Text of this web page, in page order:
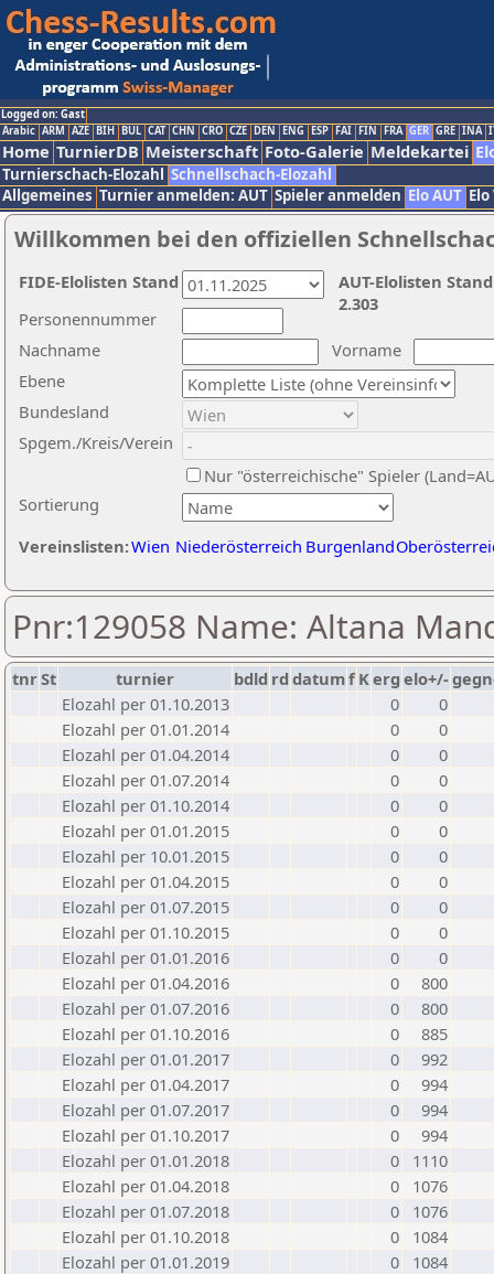
Logged on: Gast
Arabic ARM AZE BIH BUL CAT CHN CRO CZE DEN ENG ESP FAI FIN FRA GER GRE INA
Home TurnierDB Meisterschaft Foto-Galerie Meldekartei
Turnierschach-Elozahl Schnellschach-Elozahl
Allgemeines Turnier anmelden: AUT Spieler anmelden Elo AUT
Willkommen bei den offiziellen
Nachname
Vorname
Ebene
Sortierung
Personennummer
Bundesland
Spgem./Kreis/Verein
Nur "österreichische" Spieler
Vereinslisten:Wien Niederösterreich Burgenland
AUT-Elolisten
2.303
FIDE-Elolisten Stand
Pnr:129058 Name: Altana
tnrSt turnier bdld rd datumf Kerg elo+/-
Elozahl per 01.10.2013
0
0
Elozahl per 01.01.2014
0
0
Elozahl per 01.04.2014
0
0
Elozahl per 01.07.2014
0
0
Elozahl per 01.10.2014
0
0
Elozahl per 01.01.2015
0
0
Elozahl per 10.01.2015
0
0
Elozahl per 01.04.2015
0
0
Elozahl per 01.07.2015
0
0
Elozahl per 01.10.2015
0
0
Elozahl per 01.01.2016
0
0
Elozahl per 01.04.2016
0
800
Elozahl per 01.07.2016
0
800
Elozahl per 01.10.2016
0
885
Elozahl per 01.01.2017
0
992
Elozahl per 01.04.2017
0
994
Elozahl per 01.07.2017
0
994
Elozahl per 01.10.2017
0
994
Elozahl per 01.01.2018
0
1110
Elozahl per 01.04.2018
0
1076
Elozahl per 01.07.2018
0
1076
Elozahl per 01.10.2018
0
1084
Elozahl per 01.01.2019
0
1084